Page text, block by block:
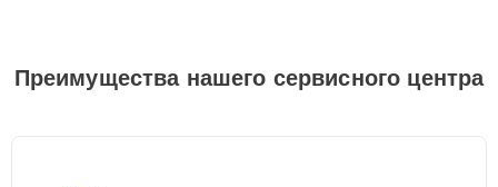
Преимущества нашего сервисного центра